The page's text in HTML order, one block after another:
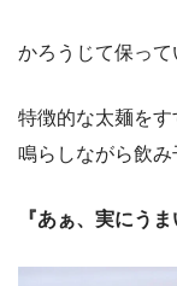
かろうじて保っ
特徴的な太麺を
鳴らしながら飲み
『あぁ、実にうま